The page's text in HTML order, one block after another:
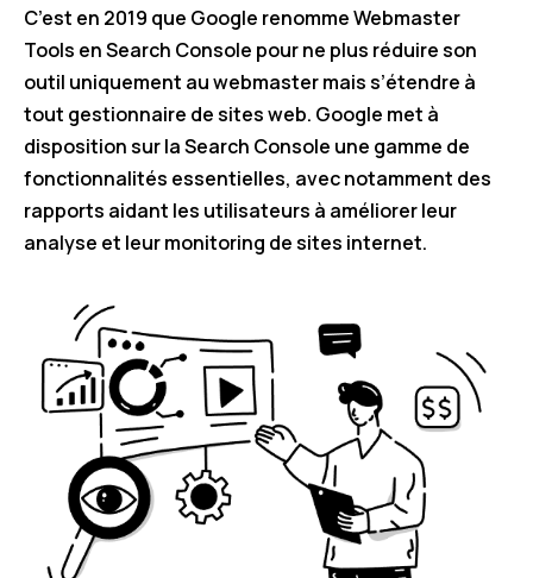
C’est en 2019 que Google renomme Webmaster
Tools en Search Console pour ne plus réduire son
outil uniquement au webmaster mais s’étendre à
tout gestionnaire de sites web. Google met à
disposition sur la Search Console une gamme de
fonctionnalités essentielles, avec notamment des
rapports aidant les utilisateurs à améliorer leur
analyse et leur monitoring de sites internet.